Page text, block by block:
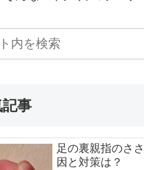
記事
足の裏親指のさ
因と対策は？